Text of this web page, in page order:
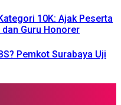
10K: Ajak Peserta
Guru Honorer
Pemkot Surabaya Uji